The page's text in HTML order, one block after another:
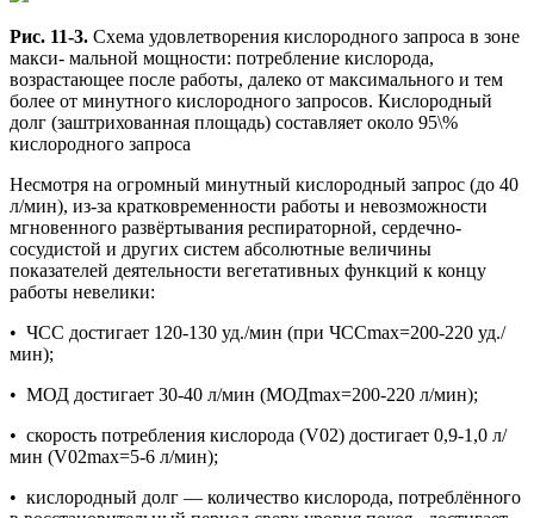
Рис. 11-3. Схема удовлетворения кислородного запроса в зоне
макси- мальной мощности: потребление кислорода,
возрастающее после работы, далеко от максимального и тем
более от минутного кислородного запросов. Кислородный
долг (заштрихованная площадь) составляет около 95\%
кислородного запроса
Несмотря на огромный минутный кислородный запрос (до 40
л/мин), из-за кратковременности работы и невозможности
мгновенного развёртывания респираторной, сердечно-
сосудистой и других систем абсолютные величины
показателей деятельности вегетативных функций к концу
работы невелики:
• ЧСС достигает 120-130 уд./мин (при ЧССmax=200-220 уд./
мин);
• МОД достигает 30-40 л/мин (МОДmax=200-220 л/мин);
• скорость потребления кислорода (V02) достигает 0,9-1,0 л/
мин (V02max=5-6 л/мин);
• кислородный долг — количество кислорода, потреблённого